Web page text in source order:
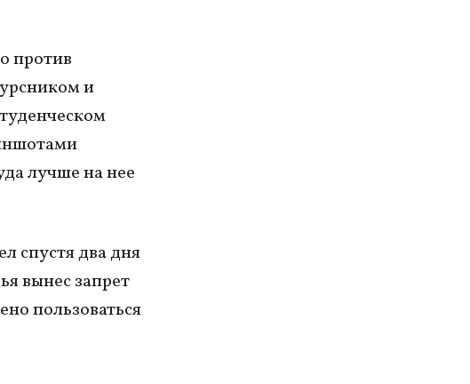
против
и
лучше на нее
спустя два дня
вынес запрет
пользоваться